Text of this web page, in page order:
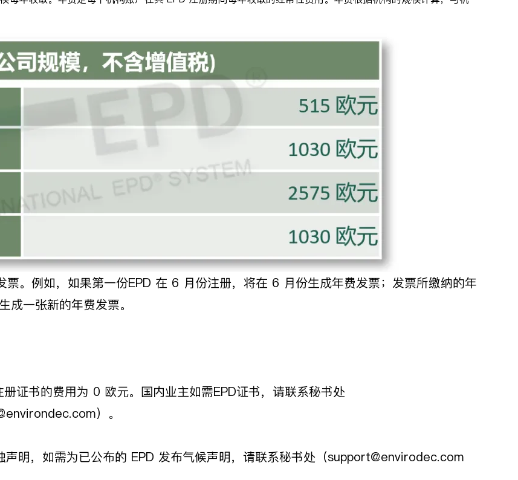
票。例如，如果第一份EPD 在 6 月份注册，将在 6 月份生成年费发票；发票所缴纳的年
一张新的年费发票。
证书的费用为 0 欧元。国内业主如需EPD证书，请联系秘书处
）。
声明，如需为已公布的 EPD 发布气候声明，请联系秘书处（support@envirodec.com